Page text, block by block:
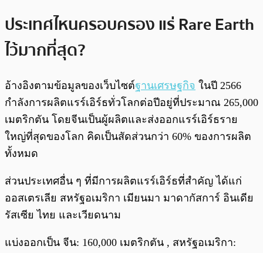
ประเทศไหนครอบครอง แร่ Rare Earth
ไว้มากที่สุด?
อ้างอิงตามข้อมูลของเว็บไซต์ฐานเศรษฐกิจ ในปี 2566
กำลังการผลิตแรร์เอิร์ธทั่วโลกต่อปีอยู่ที่ประมาณ 265,000
เมตริกตัน โดยจีนเป็นผู้ผลิตและส่งออกแรร์เอิร์ธราย
ใหญ่ที่สุดของโลก คิดเป็นสัดส่วนกว่า 60% ของการผลิต
ทั้งหมด
ส่วนประเทศอื่น ๆ ที่มีการผลิตแรร์เอิร์ธที่สำคัญ ได้แก่
ออสเตรเลีย สหรัฐอเมริกา เมียนมา มาดากัสการ์ อินเดีย
รัสเซีย ไทย และเวียดนาม
แบ่งออกเป็น จีน: 160,000 เมตริกตัน , สหรัฐอเมริกา: